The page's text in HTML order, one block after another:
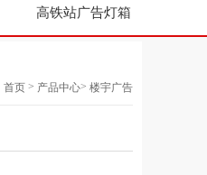
高铁站广告灯箱
首页 > 产品中心> 楼宇广告